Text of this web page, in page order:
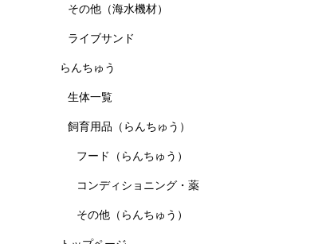
その他（海水機材）
ライブサンド
らんちゅう
生体一覧
飼育用品（らんちゅう）
フード（らんちゅう）
コンディショニング・薬
その他（らんちゅう）